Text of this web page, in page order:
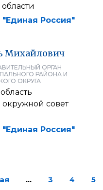
Россия"
Михайлович
ОРГАН
РАЙОНА И
ОКРУГА
совет
Россия"
… 3 4
5